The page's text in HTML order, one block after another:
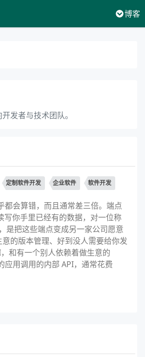
博客
发者与技术团队。
定制软件开发 企业软件 软件开发
都会算错，而且通常差三倍。端点
你手里已经有的数据，对一位称
是把这些端点变成另一家公司愿意
的版本管理、好到没人需要给你发
和有一个别人依赖着做生意的
应用调用的内部 API，通常花费